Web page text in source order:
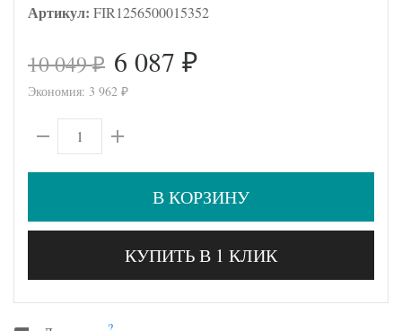
Артикул: FIR1256500015352
10 049₽ 6 087 ₽
Экономия: 3 962 ₽
В КОРЗИНУ
КУПИТЬ В 1 КЛИК